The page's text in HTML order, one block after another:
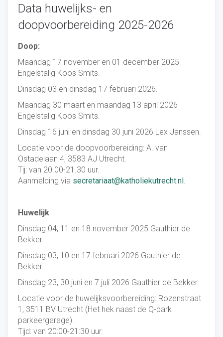
Data huwelijks- en
doopvoorbereiding 2025-2026
Doop:
Maandag 17 november en 01 december 2025
Engelstalig Koos Smits.
Dinsdag 03 en dinsdag 17 februari 2026.
Maandag 30 maart en maandag 13 april 2026
Engelstalig Koos Smits.
Dinsdag 16 juni en dinsdag 30 juni 2026 Lex Janssen.
Locatie voor de doopvoorbereiding: A. van
Ostadelaan 4, 3583 AJ Utrecht.
Tij: van 20.00-21.30 uur.
Aanmelding via secretariaat@katholiekutrecht.nl.
Huwelijk
Dinsdag 04, 11 en 18 november 2025 Gauthier de
Bekker.
Dinsdag 03, 10 en 17 februari 2026 Gauthier de
Bekker.
Dinsdag 23, 30 juni en 7 juli 2026 Gauthier de Bekker.
Locatie voor de huwelijksvoorbereiding: Rozenstraat
1, 3511 BV Utrecht (Het hek naast de Q-park
parkeergarage).
Tijd: van 20:00-21:30 uur.